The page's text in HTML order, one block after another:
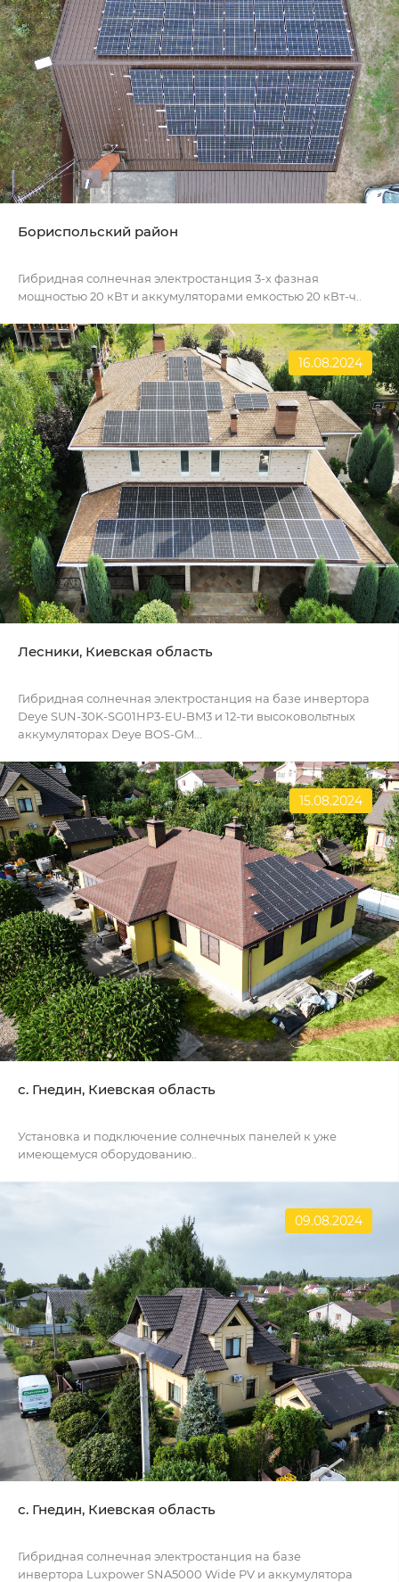
Бориспольский район
Гибридная солнечная электростанция 3-х фазная
мощностью 20 кВт и аккумуляторами емкостью 20 кВт-ч..
16.08.2024
Лесники, Киевская область
Гибридная солнечная электростанция на базе инвертора
Deye SUN-30K-SG01HP3-EU-BM3 и 12-ти высоковольтных
аккумуляторах Deye BOS-GM...
15.08.2024
c. Гнедин, Киевская область
Установка и подключение солнечных панелей к уже
имеющемуся оборудованию..
09.08.2024
с. Гнедин, Киевская область
Гибридная солнечная электростанция на базе
инвертора Luxpower SNA5000 Wide PV и аккумулятора